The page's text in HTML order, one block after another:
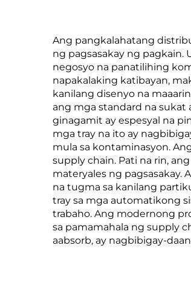
Ang pangkalahatang
ng pagsasakay ng pagkain.
negosyo na panatilihing
napakalaking katibayan,
kanilang disenyo na
ang mga standard na sukat
ginagamit ay espesyal na
mga tray na ito ay
mula sa kontaminasyon.
supply chain. Pati na rin,
materyales ng pagsasakay.
na tugma sa kanilang
tray sa mga automatikong
trabaho. Ang modernong
sa pamamahala ng supply
aabsorb, ay nagbibigay-